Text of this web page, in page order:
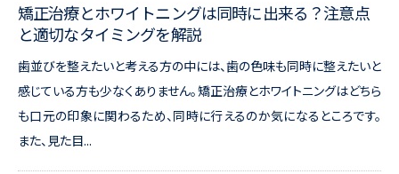
矯正治療とホワイトニングは同時に出来る？注意点
と適切なタイミングを解説
歯並びを整えたいと考える方の中には、歯の色味も同時に整えたいと
感じている方も少なくありません。矯正治療とホワイトニングはどちら
も口元の印象に関わるため、同時に行えるのか気になるところです。
また、見た目...